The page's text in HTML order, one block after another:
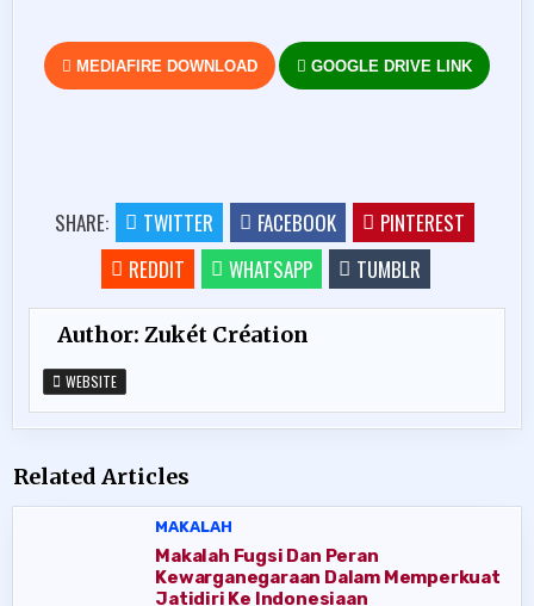
MEDIAFIRE DOWNLOAD GOOGLE DRIVE LINK
SHARE: TWITTER FACEBOOK
PINTEREST
REDDIT
WHATSAPP TUMBLR
Author:Zukét Création
WEBSITE
Related Articles
MAKALAH
Makalah Fugsi Dan Peran
Kewarganegaraan Dalam Memperkuat
Jatidiri Ke Indonesiaan